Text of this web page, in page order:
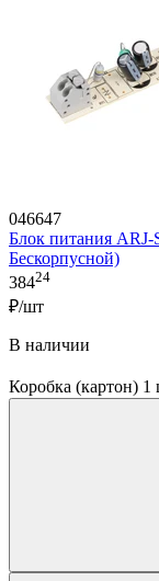
046647
Блок питания ARJ-
Бескорпусной)
38424
₽/шт
В наличии
Коробка (картон)